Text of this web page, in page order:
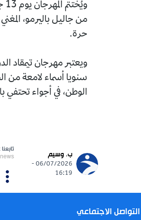
من جاليل باليرمو،
حرة.
ويعتبر مهرجان تيمقاد
سنويا أسماء لامعة من
الوطن، في أجواء تحتفي
ب. وسيم
06/07/2026 -
16:19
التواصل الاجتماعي